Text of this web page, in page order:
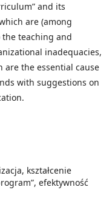
kształcenie
efektywność
and its
are (among
teaching and
inadequacies,
are the essential cause
with suggestions on